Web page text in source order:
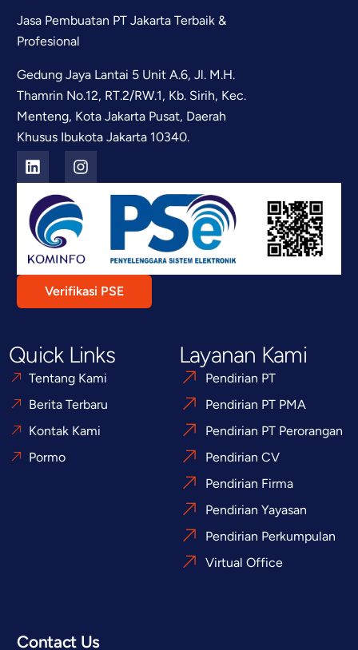
Jasa Pembuatan PT Jakarta Terbaik &
Profesional
Gedung Jaya Lantai 5 Unit A.6, Jl. M.H.
Thamrin No.12, RT.2/RW.1, Kb. Sirih, Kec.
Menteng, Kota Jakarta Pusat, Daerah
Khusus Ibukota Jakarta 10340.
Verifikasi PSE
Quick Links
Tentang Kami
Berita Terbaru
Kontak Kami
Pormo
Layanan Kami
Pendirian PT
Pendirian PT PMA
Pendirian PT Perorangan
Pendirian CV
Pendirian Firma
Pendirian Yayasan
Pendirian Perkumpulan
Virtual Office
Contact Us